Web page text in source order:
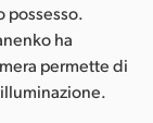
possesso.
ha
permette di